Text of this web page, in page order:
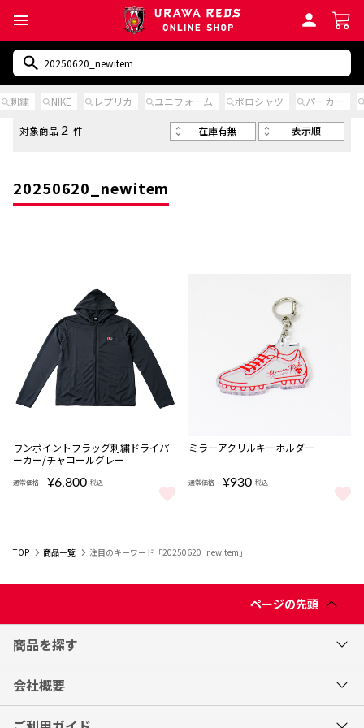
刺繍 NIKE レプリカ ユニフォーム ポロシャツ パーカー
20250620_newitem
対象商品 2 件 在庫有無 表示順
ワンポイントフラッグ刺繍ドライパ
ーカー/チャコールグレー
通常価格 ¥6,800 税込
ワンポイントフラッグ刺繍ドライパーカー/チャコールグレー をもっ
ミラーアクリルキーホルダー
通常価格 ¥930 税込
ミラーアクリルキーホルダー を
TOP 商品一覧 注目のキーワード「20250620_newitem」
ページの先頭
商品を探す
会社概要